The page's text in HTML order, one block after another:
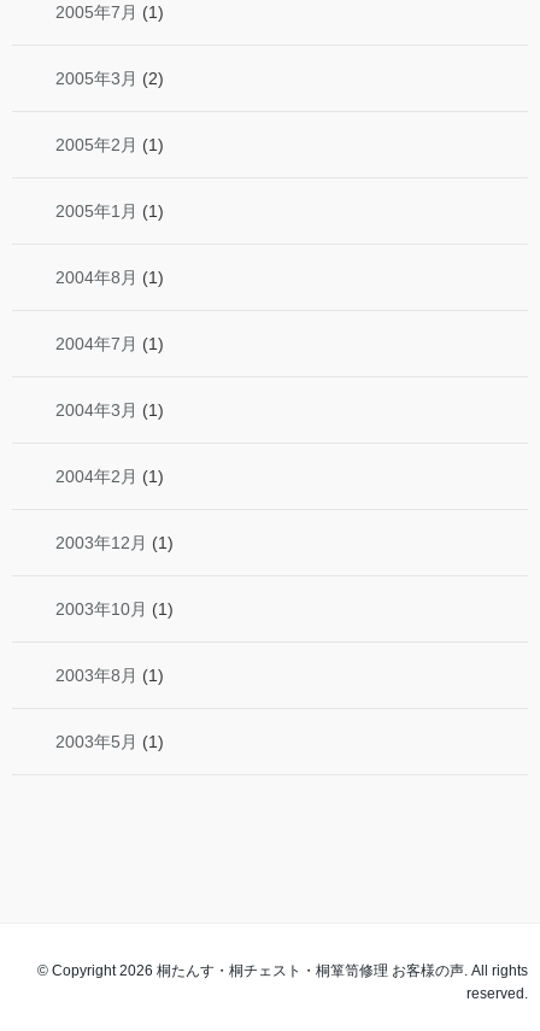
2005年7月 (1)
2005年3月 (2)
2005年2月 (1)
2005年1月 (1)
2004年8月 (1)
2004年7月 (1)
2004年3月 (1)
2004年2月 (1)
2003年12月 (1)
2003年10月 (1)
2003年8月 (1)
2003年5月 (1)
© Copyright 2026 桐たんす・桐チェスト・桐箪笥修理 お客様の声. All rights
reserved.